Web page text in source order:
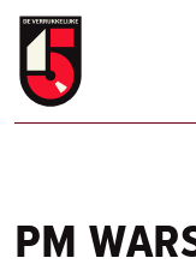
Overslaan
naar
pm